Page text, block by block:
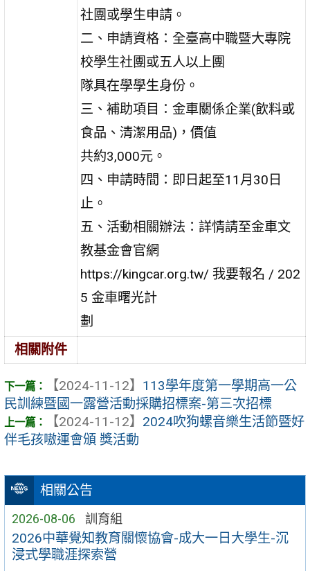
相關公告
2026-08-06 訓育組
2026中華覺知教育關懷協會-成大一日大學生-沉
浸式學職涯探索營
社團或學生申請。
二、申請資格：全臺高中職暨大專院
校學生社團或五人以上團
隊具在學學生身份。
三、補助項目：金車關係企業(飲料或
食品、清潔用品)，價值
共約3,000元。
四、申請時間：即日起至11月30日
止。
五、活動相關辦法：詳情請至金車文
教基金會官網
https://kingcar.org.tw/ 我要報名 / 202
5 金車曙光計
劃
相關附件
【2024-11-12】 113學年度第一學期高一公
民訓練暨國一露營活動採購招標案-第三次招標
【2024-11-12】 2024吹狗螺音樂生活節暨好
伴毛孩嗷運會頒 獎活動